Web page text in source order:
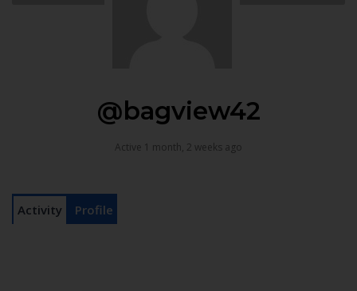
@bagview42
Active 1 month, 2 weeks ago
Activity Profile